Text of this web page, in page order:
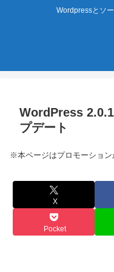
Wordpressとソ
WordPress
プデート
※本ページはプロモーション
X
Pocket